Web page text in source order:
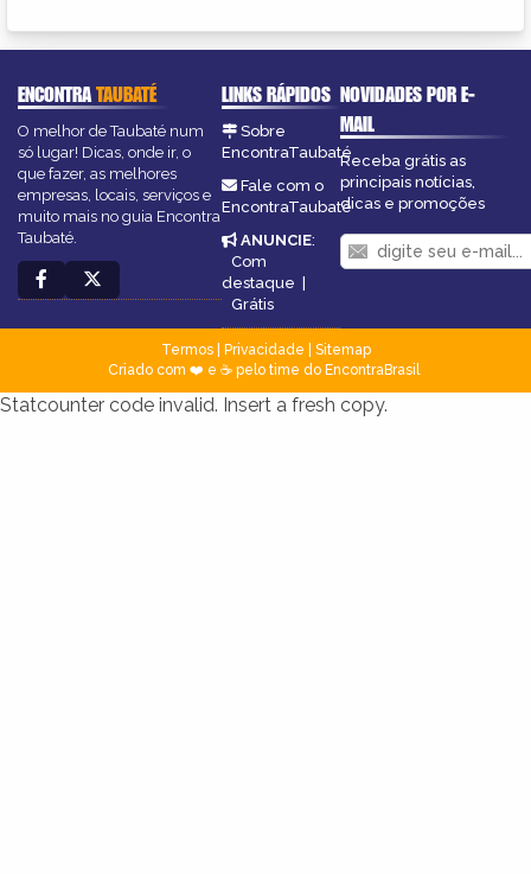
ENCONTRATAUBATÉ
O melhor de Taubaté num
só lugar! Dicas, onde ir, o
que fazer, as melhores
empresas, locais, serviços e
muito mais no guia Encontra
Taubaté.
LINKS RÁPIDOS
Sobre
EncontraTaubaté
Fale com o
EncontraTaubaté
ANUNCIE:
Com
destaque |
Grátis
NOVIDADES POR E-
MAIL
Receba grátis as
principais notícias,
dicas e promoções
Termos| Privacidade
Sitemap
Criado com ❤️ e ☕ pelo time do EncontraBrasil
Statcounter code invalid. Insert a fresh copy.